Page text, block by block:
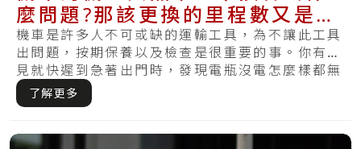
麼問題?那該更換的里程數又是多
少？
機車是許多人不可或缺的運輸工具，為不讓此工具
出問題，按期保養以及檢查是很重要的事。你有遇
見就快遲到急著出門時，發現電瓶沒電怎麼樣都無
法發.....
了解更多